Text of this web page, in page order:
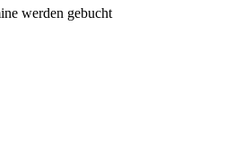
werden gebucht